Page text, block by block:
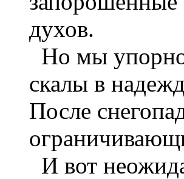
духов.
Но мы
скалы в
После
И вот